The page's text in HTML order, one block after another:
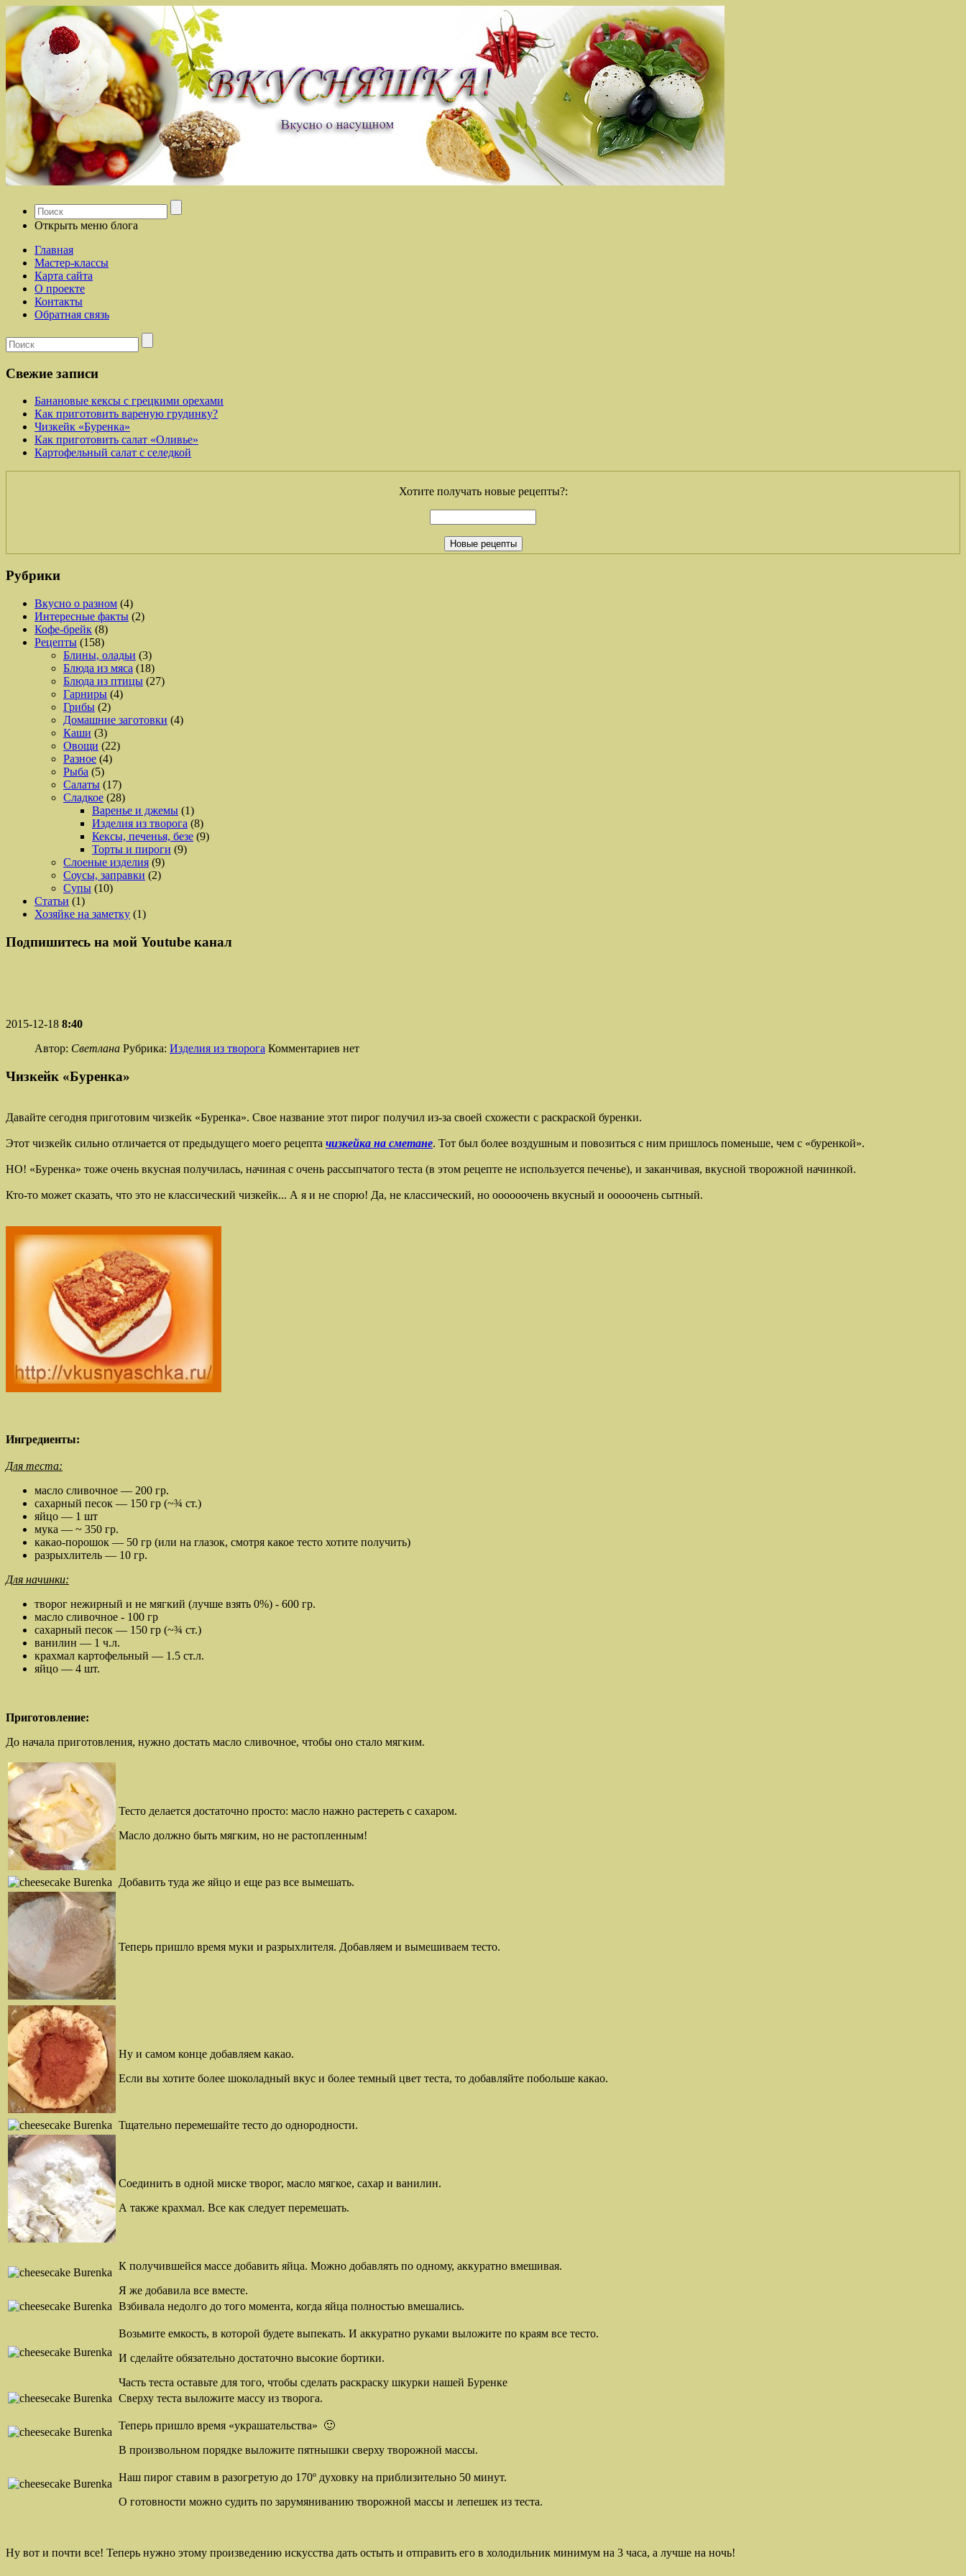
Открыть меню блога
Главная
Мастер-классы
Карта сайта
О проекте
Контакты
Обратная связь
Свежие записи
Банановые кексы с грецкими орехами
Как приготовить вареную грудинку?
Чизкейк «Буренка»
Как приготовить салат «Оливье»
Картофельный салат с селедкой
Хотите получать новые рецепты?:
Рубрики
Вкусно о разном (4)
Интересные факты (2)
Кофе-брейк (8)
Рецепты (158)
Блины, оладьи (3)
Блюда из мяса (18)
Блюда из птицы (27)
Гарниры (4)
Грибы (2)
Домашние заготовки (4)
Каши (3)
Овощи (22)
Разное (4)
Рыба (5)
Салаты (17)
Сладкое (28)
Варенье и джемы (1)
Изделия из творога (8)
Кексы, печенья, безе (9)
Торты и пироги (9)
Слоеные изделия (9)
Соусы, заправки (2)
Супы (10)
Статьи (1)
Хозяйке на заметку (1)
Подпишитесь на мой Youtube канал
2015-12-18 8:40
Автор: Светлана Рубрика: Изделия из творога Комментариев нет
Чизкейк «Буренка»
Давайте сегодня приготовим чизкейк «Буренка». Свое название этот пирог получил из-за своей схожести с раскраской буренки.
Этот чизкейк сильно отличается от предыдущего моего рецепта чизкейка на сметане. Тот был более воздушным и повозиться с ним пришлось поменьше, чем с «буренкой».
НО! «Буренка» тоже очень вкусная получилась, начиная с очень рассыпчатого теста (в этом рецепте не используется печенье), и заканчивая, вкусной творожной начинкой.
Кто-то может сказать, что это не классический чизкейк... А я и не спорю! Да, не классический, но оооооочень вкусный и ооооочень сытный.
Ингредиенты:
Для теста:
масло сливочное — 200 гр.
сахарный песок — 150 гр (~¾ ст.)
яйцо — 1 шт
мука — ~ 350 гр.
какао-порошок — 50 гр (или на глазок, смотря какое тесто хотите получить)
разрыхлитель — 10 гр.
Для начинки:
творог нежирный и не мягкий (лучше взять 0%) - 600 гр.
масло сливочное - 100 гр
сахарный песок — 150 гр (~¾ ст.)
ванилин — 1 ч.л.
крахмал картофельный — 1.5 ст.л.
яйцо — 4 шт.
Приготовление:
До начала приготовления, нужно достать масло сливочное, чтобы оно стало мягким.
Тесто делается достаточно просто: масло нажно растереть с сахаром.
Масло должно быть мягким, но не растопленным!
Добавить туда же яйцо и еще раз все вымешать.
Теперь пришло время муки и разрыхлителя. Добавляем и вымешиваем тесто.
Ну и самом конце добавляем какао.
Если вы хотите более шоколадный вкус и более темный цвет теста, то добавляйте побольше какао.
Тщательно перемешайте тесто до однородности.
Соединить в одной миске творог, масло мягкое, сахар и ванилин.
А также крахмал. Все как следует перемешать.
К получившейся массе добавить яйца. Можно добавлять по одному, аккуратно вмешивая.
Я же добавила все вместе.
Взбивала недолго до того момента, когда яйца полностью вмешались.
Возьмите емкость, в которой будете выпекать. И аккуратно руками выложите по краям все тесто.
И сделайте обязательно достаточно высокие бортики.
Часть теста оставьте для того, чтобы сделать раскраску шкурки нашей Буренке
Сверху теста выложите массу из творога.
Теперь пришло время «украшательства» 🙂
В произвольном порядке выложите пятнышки сверху творожной массы.
Наш пирог ставим в разогретую до 170º духовку на приблизительно 50 минут.
О готовности можно судить по зарумяниванию творожной массы и лепешек из теста.
Ну вот и почти все! Теперь нужно этому произведению искусства дать остыть и отправить его в холодильник минимум на 3 часа, а лучше на ночь!